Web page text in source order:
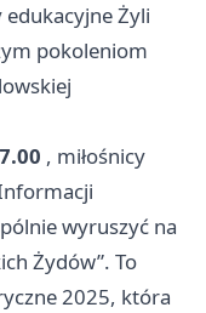
edukacyjne Żyli
pokoleniom
, miłośnicy
wyruszyć na
Żydów”. To
2025, która